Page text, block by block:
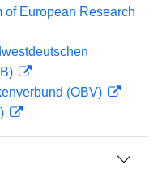
of European Research
(OBV)